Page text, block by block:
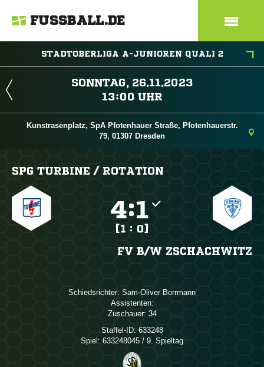
FUSSBALL.DE
STADTOBERLIGA A-JUNIOREN QUALI 2
 
 
Kunstrasenplatz, SpA Pfotenhauer Straße, Pfotenhauerstr.
79, 01307 Dresden
SPG TURBINE /​ ROTATION
:
[1 : 0]
FV B/​W ZSCHACHWITZ
Schiedsrichter:  
Assistenten:
Zuschauer: 34
Staffel-ID: 633248
Spiel: 633248045 / 9. Spieltag